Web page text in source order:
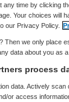
IGZ
any time by clicking
Your choices will
our Privacy Policy.
Then we only place
data about you as
process
data. Actively
or access